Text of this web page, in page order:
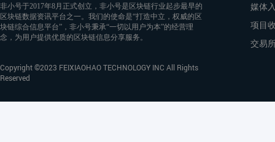
非小号于2017年8月正式创立，非小号是区块链行业起步最早的
区块链数据资讯平台之一。我们的使命是“打造中立，权威的区
块链综合信息平台”，非小号秉承“一切以用户为本”的经营理
念，为用户提供优质的区块链信息分享服务。
Copyright ©2023 FEIXIAOHAO TECHNOLOGY INC All Rights
Reserved
媒体
项目
交易